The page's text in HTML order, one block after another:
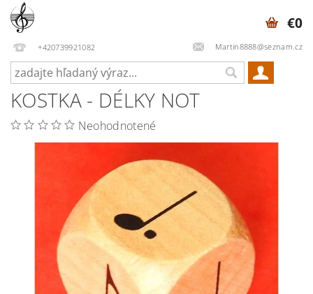
+420739921082 Martin8888@seznam.cz
€0
KOSTKA - DÉLKY NOT
Neohodnotené